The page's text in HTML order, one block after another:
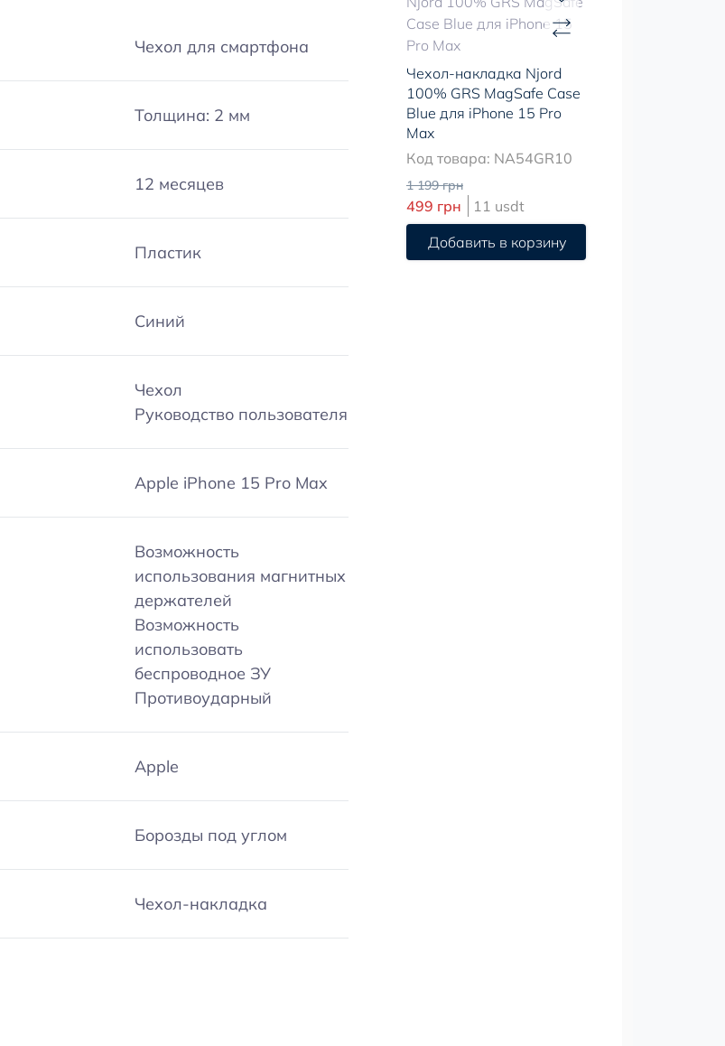
Чехол для смартфона
Толщина: 2 мм
12 месяцев
Пластик
Синий
Чехол
Руководство пользователя
Apple iPhone 15 Pro Max
Возможность
использования магнитных
держателей
Возможность
использовать
беспроводное ЗУ
Противоударный
Apple
Борозды под углом
Чехол-накладка
Чехол-накладка Njord
100% GRS MagSafe Case
Blue для iPhone 15 Pro
Max
Код товара: NA54GR10
1 199 грн
499 грн
11 usdt
Добавить в корзину